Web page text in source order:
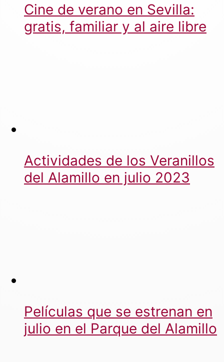
Cine de verano en Sevilla:
gratis, familiar y al aire libre
Actividades de los Veranillos
del Alamillo en julio 2023
Películas que se estrenan en
julio en el Parque del Alamillo